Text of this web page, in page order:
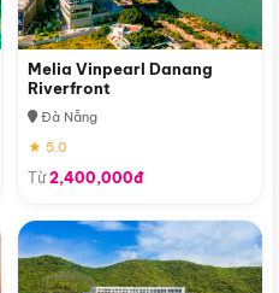
Melia Vinpearl Danang
Riverfront
Đà Nẵng
★ 5.0
Từ2,400,000đ